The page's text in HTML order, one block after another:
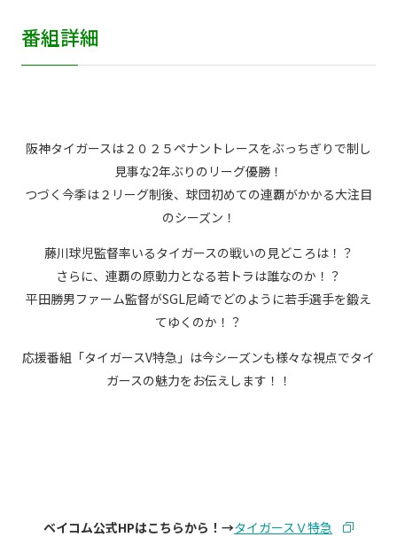
よくある質問
番組詳細
阪神タイガースは２０２５ペナントレースをぶっちぎりで制し
見事な2年ぶりのリーグ優勝！
つづく今季は２リーグ制後、球団初めての連覇がかかる大注目
のシーズン！
藤川球児監督率いるタイガースの戦いの見どころは！？
さらに、連覇の原動力となる若トラは誰なのか！？
平田勝男ファーム監督がSGL尼崎でどのように若手選手を鍛え
てゆくのか！？
応援番組「タイガースV特急」は今シーズンも様々な視点でタイ
ガースの魅力をお伝えします！！
ベイコム公式HPはこちらから！→タイガースＶ特急